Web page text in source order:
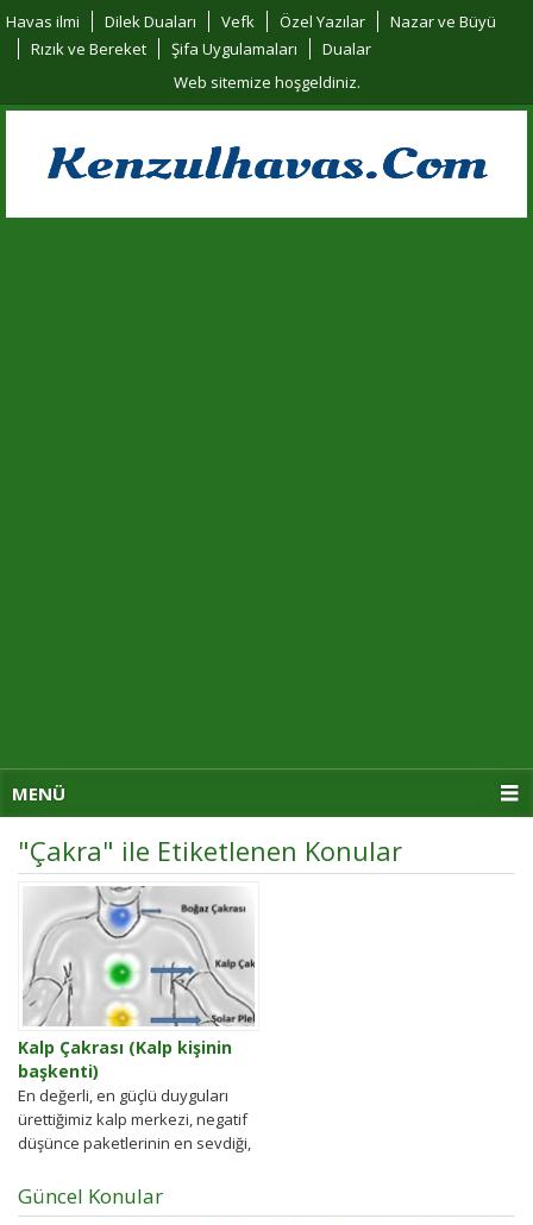
Havas ilmi Dilek Duaları Vefk Özel Yazılar
Nazar ve Büyü
Rızık ve Bereket
Şifa Uygulamaları
Dualar
Web sitemize hoşgeldiniz.
MENÜ
"Çakra" ile Etiketlenen Konular
Kalp Çakrası (Kalp kişinin
başkenti)
En değerli, en güçlü duyguları
ürettiğimiz kalp merkezi, negatif
düşünce paketlerinin en sevdiği,
yeri iki kürek...
Güncel Konular